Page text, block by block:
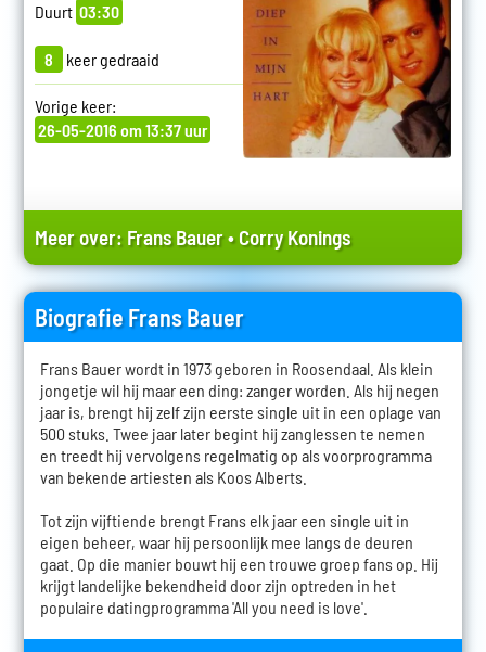
Duurt 03:30
8 keer gedraaid
Vorige keer:
26-05-2016 om 13:37 uur
Meer over: Frans Bauer•Corry Konings
Biografie Frans Bauer
Frans Bauer wordt in 1973 geboren in Roosendaal. Als klein
jongetje wil hij maar een ding: zanger worden. Als hij negen
jaar is, brengt hij zelf zijn eerste single uit in een oplage van
500 stuks. Twee jaar later begint hij zanglessen te nemen
en treedt hij vervolgens regelmatig op als voorprogramma
van bekende artiesten als Koos Alberts.
Tot zijn vijftiende brengt Frans elk jaar een single uit in
eigen beheer, waar hij persoonlijk mee langs de deuren
gaat. Op die manier bouwt hij een trouwe groep fans op. Hij
krijgt landelijke bekendheid door zijn optreden in het
populaire datingprogramma 'All you need is love'.